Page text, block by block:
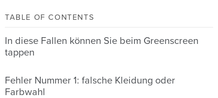
TABLE OF CONTENTS
In diese Fallen können Sie beim Greenscreen
tappen
Fehler Nummer 1: falsche Kleidung oder
Farbwahl